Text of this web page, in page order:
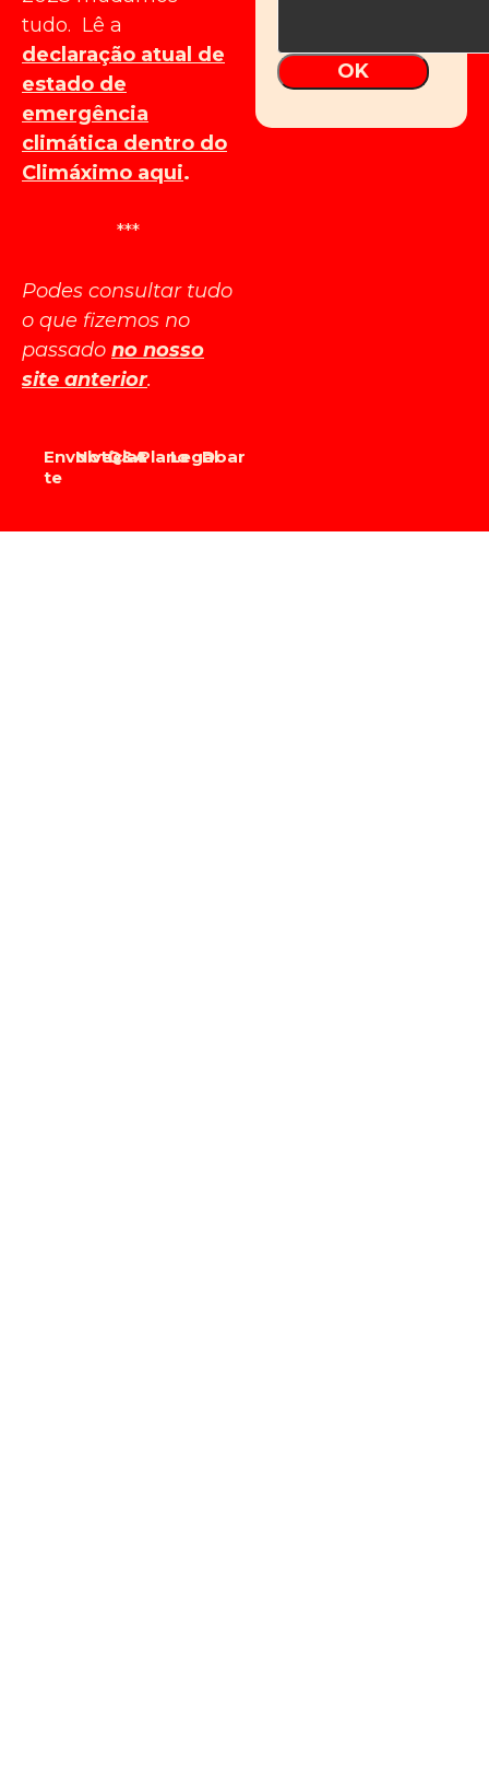
tudo. Lê a
declaração atual de
estado de
emergência
climática dentro do
Climáximo aqui.
***
Podes consultar tudo
o que fizemos no
passado no nosso
site anterior.
Envolve-
te
Notícias
Q&APlanoLegalDoar
OK